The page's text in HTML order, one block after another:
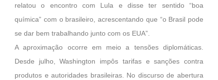
relatou o encontro com Lula e disse ter sentido “boa
química” com o brasileiro, acrescentando que “o Brasil pode
se dar bem trabalhando junto com os EUA”.
A aproximação ocorre em meio a tensões diplomáticas.
Desde julho, Washington impôs tarifas e sanções contra
produtos e autoridades brasileiras. No discurso de abertura